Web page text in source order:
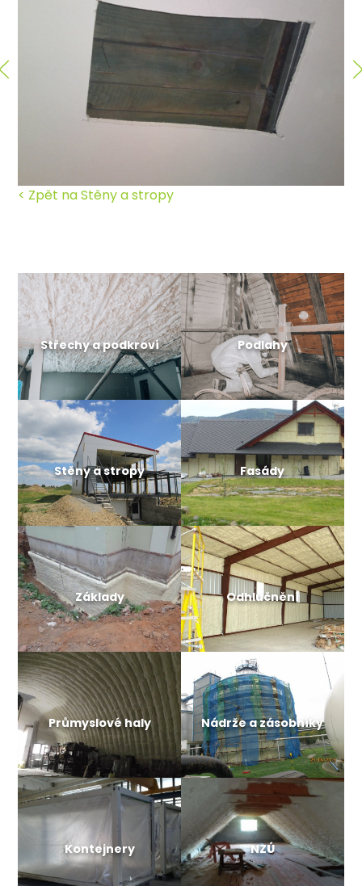
< Zpět na Stěny a stropy
Střechy a podkroví Podlahy
Stěny a stropy Fasády
Základy Odhlučnění
Průmyslové haly Nádrže a zásobníky
Kontejnery NZÚ